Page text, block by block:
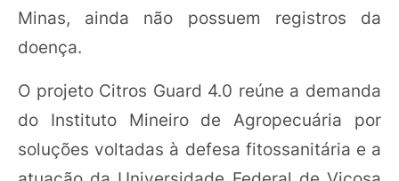
Minas, ainda não possuem registros da
doença.
O projeto Citros Guard 4.0 reúne a demanda
do Instituto Mineiro de Agropecuária por
soluções voltadas à defesa fitossanitária e a